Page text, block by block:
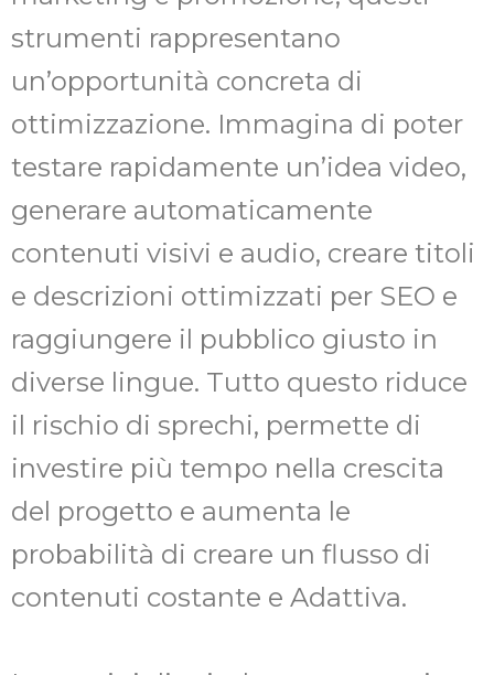
strumenti rappresentano
un’opportunità concreta di
ottimizzazione. Immagina di poter
testare rapidamente un’idea video,
generare automaticamente
contenuti visivi e audio, creare titoli
e descrizioni ottimizzati per SEO e
raggiungere il pubblico giusto in
diverse lingue. Tutto questo riduce
il rischio di sprechi, permette di
investire più tempo nella crescita
del progetto e aumenta le
probabilità di creare un flusso di
contenuti costante e Adattiva.